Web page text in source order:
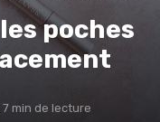
poches
7 min de lecture